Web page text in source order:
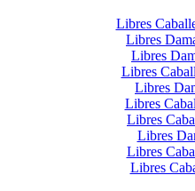
Libres
Libres
Libres
Libres
Libres
Libres
Libres
Libres
Libres
Libres